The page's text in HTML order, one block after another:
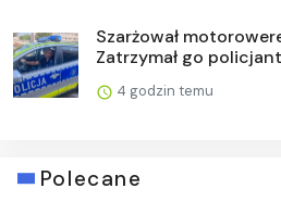
Szarżował
Zatrzymał go policjant
4 godzin temu
Polecane